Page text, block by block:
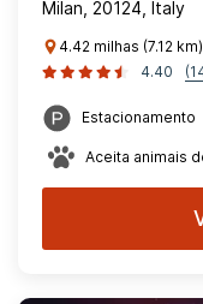
Milan, 20124, Italy
4.42 milhas (7.12
4.40
Estacionamento
Aceita animais